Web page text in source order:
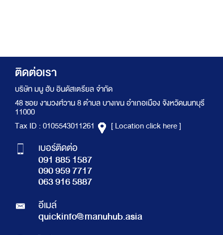
ติดต่อเรา
บริษัท มนู ฮับ อินดัสเตรียล จำกัด
48 ซอย งามวงศ์วาน 8 ตำบล บางเขน อำเภอเมือง จังหวัดนนทบุรี
11000
Tax ID : 0105543011261
[ Location click here ]
เบอร์ติดต่อ
091 885 1587
090 959 7717
063 916 5887
อีเมล์
quickinfo@manuhub.asia